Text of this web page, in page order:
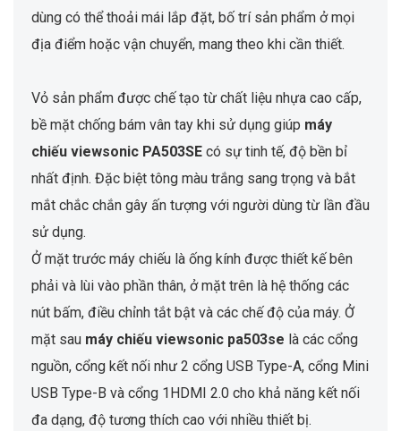
dùng có thể thoải mái lắp đặt, bố trí sản phẩm ở mọi
địa điểm hoặc vận chuyển, mang theo khi cần thiết.
Vỏ sản phẩm được chế tạo từ chất liệu nhựa cao cấp,
bề mặt chống bám vân tay khi sử dụng giúp máy
chiếu viewsonic PA503SE có sự tinh tế, độ bền bỉ
nhất định. Đặc biệt tông màu trắng sang trọng và bắt
mắt chắc chắn gây ấn tượng với người dùng từ lần đầu
sử dụng.
Ở mặt trước máy chiếu là ống kính được thiết kế bên
phải và lùi vào phần thân, ở mặt trên là hệ thống các
nút bấm, điều chỉnh tắt bật và các chế độ của máy. Ở
mặt sau máy chiếu viewsonic pa503se là các cổng
nguồn, cổng kết nối như 2 cổng USB Type-A, cổng Mini
USB Type-B và cổng 1HDMI 2.0 cho khả năng kết nối
đa dạng, độ tương thích cao với nhiều thiết bị.